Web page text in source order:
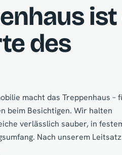
des
macht das Treppenhaus –
beim Besichtigen. Wir halten
verlässlich sauber, in
Nach unserem